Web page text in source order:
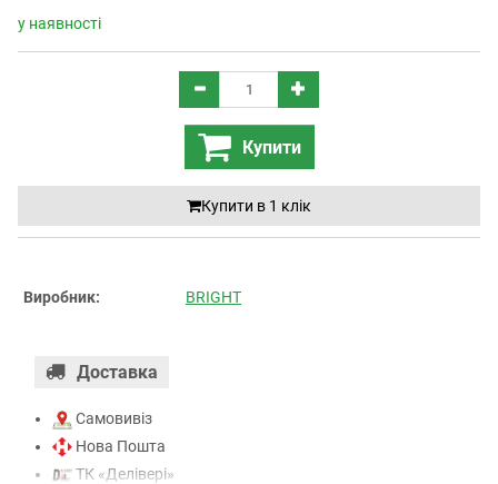
у наявності
Купити
Купити в 1 клiк
Виробник: BRIGHT
Доставка
Самовивіз
Нова Пошта
ТК «Делівері»